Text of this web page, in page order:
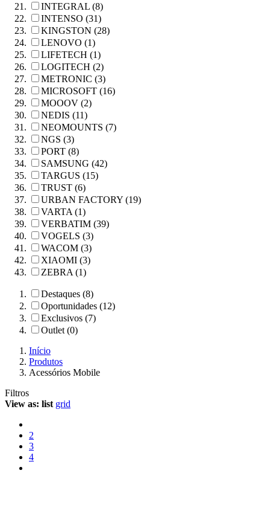
INTEGRAL (8)
INTENSO (31)
KINGSTON (28)
LENOVO (1)
LIFETECH (1)
LOGITECH (2)
METRONIC (3)
MICROSOFT (16)
MOOOV (2)
NEDIS (11)
NEOMOUNTS (7)
NGS (3)
PORT (8)
SAMSUNG (42)
TARGUS (15)
TRUST (6)
URBAN FACTORY (19)
VARTA (1)
VERBATIM (39)
VOGELS (3)
WACOM (3)
XIAOMI (3)
ZEBRA (1)
Destaques (8)
Oportunidades (12)
Exclusivos (7)
Outlet (0)
Início
Produtos
Acessórios Mobile
Filtros
View as: list grid
2
3
4